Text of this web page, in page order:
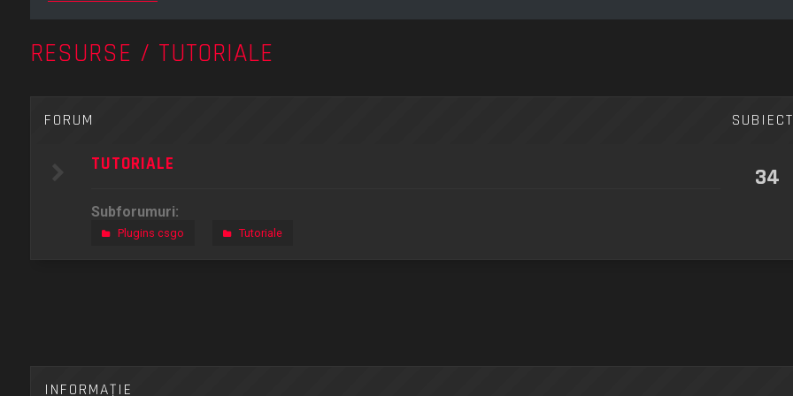
RESURSE / TUTORIALE
FORUM
TUTORIALE
Subforumuri:
Plugins csgo Tutoriale
34
INFORMAŢIE